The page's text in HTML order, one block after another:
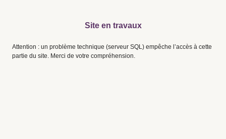
Site en travaux
Attention : un problème technique (serveur SQL) empêche l’accès à cette
partie du site. Merci de votre compréhension.